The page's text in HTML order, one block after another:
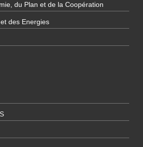
du Plan et de la Coopération
des Energies